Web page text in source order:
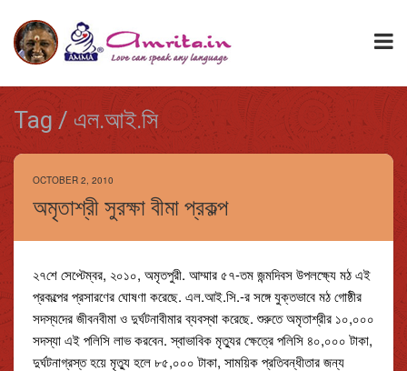
Tag / এল.আই.সি
OCTOBER 2, 2010
অমৃতাশ্রী সুরক্ষা বীমা প্রকল্প
২৭শে সেপ্টেম্বর, ২০১০, অমৃতপুরী. আম্মার ৫৭-তম জন্মদিবস উপলক্ষ্যে মঠ এই
প্রকল্পের প্রসারণের ঘোষণা করেছে. এল.আই.সি.-র সঙ্গে যুক্তভাবে মঠ গোষ্ঠীর
সদস্যদের জীবনবীমা ও দুর্ঘটনাবীমার ব্যবস্থা করেছে. শুরুতে অমৃতাশ্রীর ১০,০০০
সদস্যা এই পলিসি লাভ করবেন. স্বাভাবিক মৃত্যুর ক্ষেত্রে পলিসি ৪০,০০০ টাকা,
দুর্ঘটনাগ্রস্ত হয়ে মৃত্যু হলে ৮৫,০০০ টাকা, সাময়িক প্রতিবন্ধীতার জন্য